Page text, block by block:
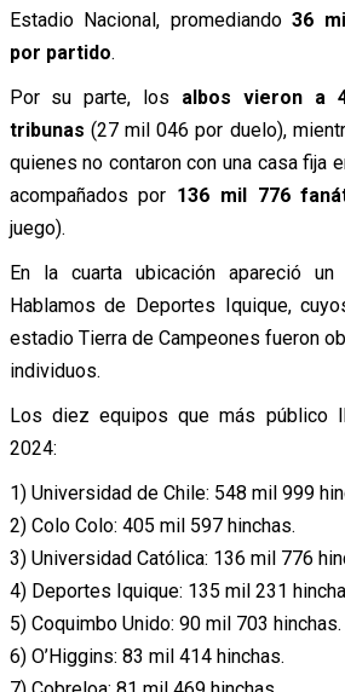
Estadio Nacional, promediando 36
por partido.
Por su parte, los albos vieron a
tribunas (27 mil 046 por duelo),
quienes no contaron con una casa fija
acompañados por 136 mil 776
juego).
En la cuarta ubicación apareció un
Hablamos de Deportes Iquique,
estadio Tierra de Campeones fueron
individuos.
Los diez equipos que más público
2024:
1) Universidad de Chile: 548 mil 999
2) Colo Colo: 405 mil 597 hinchas.
3) Universidad Católica: 136 mil 776
4) Deportes Iquique: 135 mil 231
5) Coquimbo Unido: 90 mil 703 hinchas.
6) O’Higgins: 83 mil 414 hinchas.